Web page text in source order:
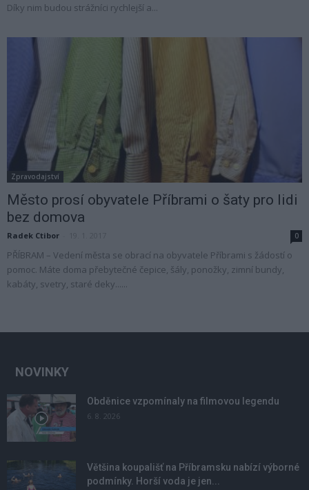
Díky nim budou strážníci rychlejší a...
Zpravodajství
Město prosí obyvatele Příbrami o šaty pro lidi
bez domova
Radek Ctibor 0
PŘÍBRAM – Vedení města se obrací na obyvatele Příbrami s žádostí o
pomoc. Máte doma přebytečné čepice, šály, ponožky, zimní bundy,
kabáty, svetry, staré deky......
NOVINKY
Obděnice vzpomínaly na filmovou legendu
6. 8. 2026
Většina koupališť na Příbramsku nabízí výborné
podmínky. Horší voda je jen...